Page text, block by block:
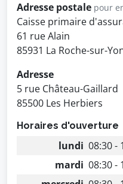
Adresse postale pour
Caisse primaire
61 rue Alain
85931 La Roche-sur-
Adresse
5 rue Château-Gaillard
85500 Les Herbiers
Horaires d'ouverture
lundi 08:30 -
mardi 08:30 -